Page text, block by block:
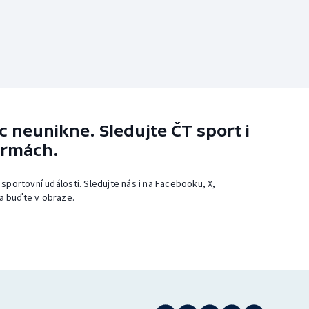
neunikne. Sledujte ČT sport i
události. Sledujte nás i na Facebooku, X,
buďte v obraze.